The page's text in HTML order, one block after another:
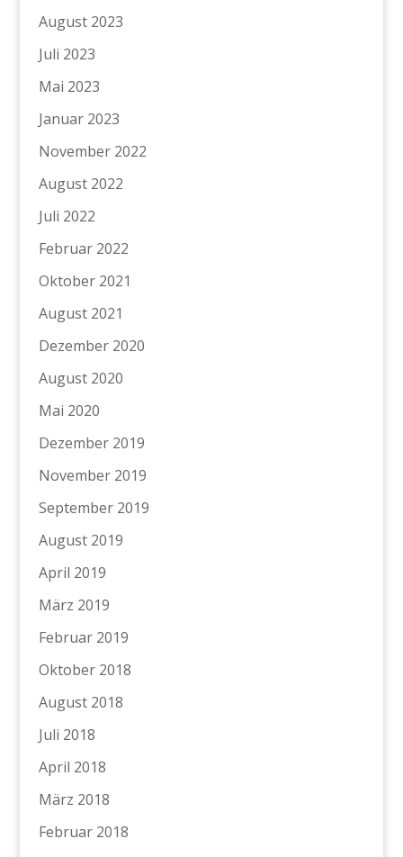
August 2023
Juli 2023
Mai 2023
Januar 2023
November 2022
August 2022
Juli 2022
Februar 2022
Oktober 2021
August 2021
Dezember 2020
August 2020
Mai 2020
Dezember 2019
November 2019
September 2019
August 2019
April 2019
März 2019
Februar 2019
Oktober 2018
August 2018
Juli 2018
April 2018
März 2018
Februar 2018